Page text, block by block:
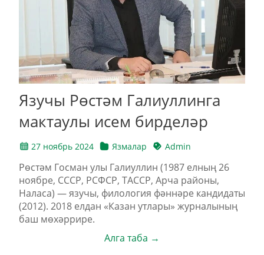
Язучы Рөстәм Галиуллинга
мактаулы исем бирделәр
27 ноябрь 2024 Язмалар Admin
Рөстәм Госман улы Галиуллин (1987 елның 26
ноябре, СССР, РСФСР, ТАССР, Арча районы,
Наласа) — язучы, филология фәннәре кандидаты
(2012). 2018 елдан «Казан утлары» журналының
баш мөхәррире.
Алга таба →